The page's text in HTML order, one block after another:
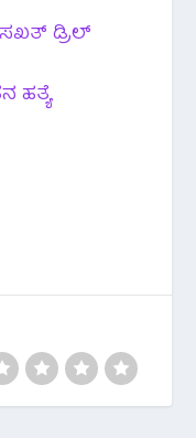
ಸಖತ್ ಡ್ರಿಲ್
ಹತ್ಯೆ